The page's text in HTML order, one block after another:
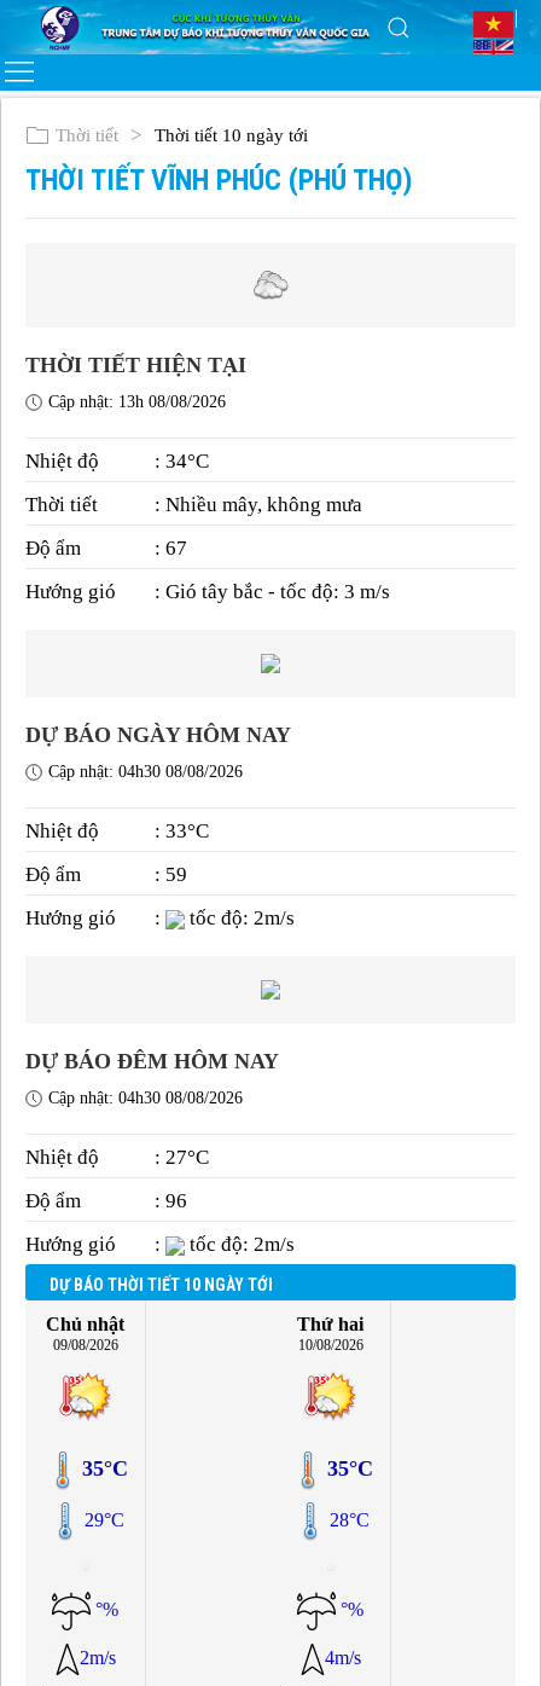
Thời tiết Thời tiết 10 ngày tới
THỜI TIẾT VĨNH PHÚC (PHÚ THỌ)
THỜI TIẾT HIỆN TẠI
Cập nhật: 13h 08/08/2026
Nhiệt độ
: 34°C
Thời tiết
: Nhiều mây, không mưa
Độ ẩm
: 67
Hướng gió
: Gió tây bắc - tốc độ: 3 m/s
DỰ BÁO NGÀY HÔM NAY
Cập nhật: 04h30 08/08/2026
Nhiệt độ
: 33°C
Độ ẩm
: 59
Hướng gió
: tốc độ: 2m/s
DỰ BÁO ĐÊM HÔM NAY
Cập nhật: 04h30 08/08/2026
Nhiệt độ
: 27°C
Độ ẩm
: 96
Hướng gió
: tốc độ: 2m/s
DỰ BÁO THỜI TIẾT 10 NGÀY TỚI
Chủ nhật
09/08/2026
35°C
29°C
°%
2m/s
Thứ hai
10/08/2026
35°C
28°C
°%
4m/s